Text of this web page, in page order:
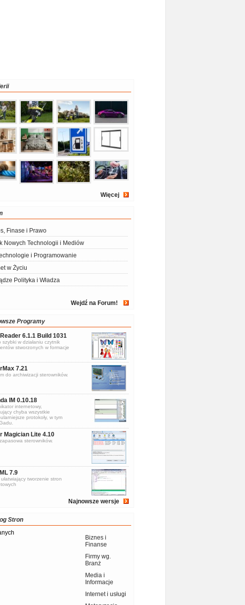
Więcej
Finase i Prawo
Nowych Technologii i Mediów
i Programowanie
w Życiu
Polityka i Władza
Wejdź na Forum!
Programy
6.1.1 Build 1031
szybki w działaniu czytnik
stworzonych w formacje
7.21
do archiwizacji sterowników.
IM 0.10.18
internetowy,
chyba wszystkie
protokoły, w tym
Magician Lite 4.10
sterowników.
7.9
tworzenie stron
Najnowsze wersje
Stron
Biznes i
Finanse
Firmy wg.
Branż
Media i
Informacje
Internet i usługi